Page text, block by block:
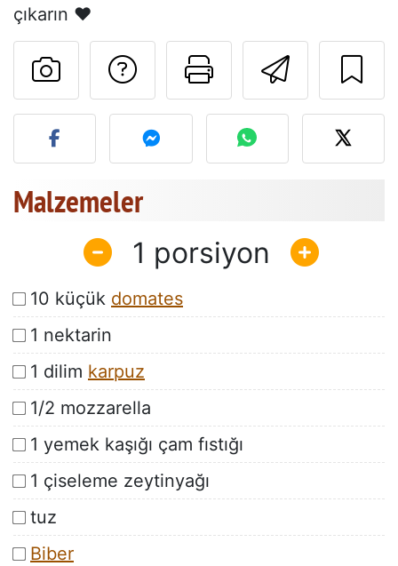
çıkarın ♥
Bu sayfayı
Tarif sahibine bir
Bu tarifin fotoğrafını
Malzemeler
1
10 küçük domates
1 nektarin
1 dilim karpuz
1/2 mozzarella
1 yemek kaşığı çam fıstığı
1 çiseleme zeytinyağı
tuz
Biber